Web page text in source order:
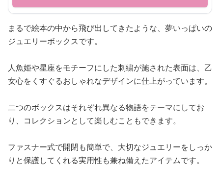
まるで絵本の中から飛び出してきたような、夢いっぱいの
ジュエリーボックスです。
人魚姫や星座をモチーフにした刺繍が施された表面は、乙
女心をくすぐるおしゃれなデザインに仕上がっています。
二つのボックスはそれぞれ異なる物語をテーマにしてお
り、コレクションとして楽しむこともできます。
ファスナー式で開閉も簡単で、大切なジュエリーをしっか
りと保護してくれる実用性も兼ね備えたアイテムです。